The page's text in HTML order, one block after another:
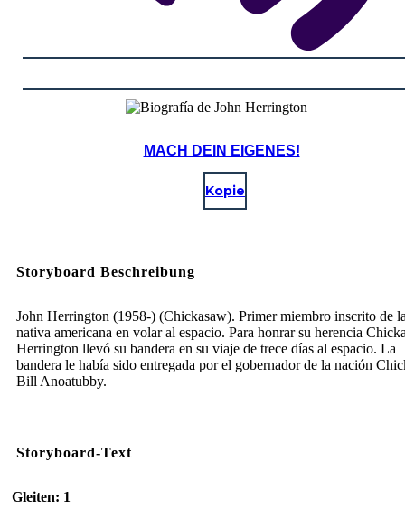
MACH DEIN EIGENES!
Kopie
Storyboard Beschreibung
John Herrington (1958-) (Chickasaw). Primer miembro inscrito de
nativa americana en volar al espacio. Para honrar su herencia
Herrington llevó su bandera en su viaje de trece días al espacio. La
bandera le había sido entregada por el gobernador de la nación
Bill Anoatubby.
Storyboard-Text
Gleiten: 1